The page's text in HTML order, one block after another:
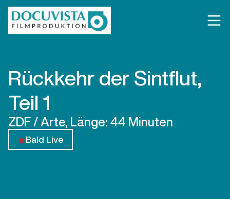
Rückkehr der Sintflut,
Teil 1
ZDF / Arte, Länge: 44 Minuten
Bald Live